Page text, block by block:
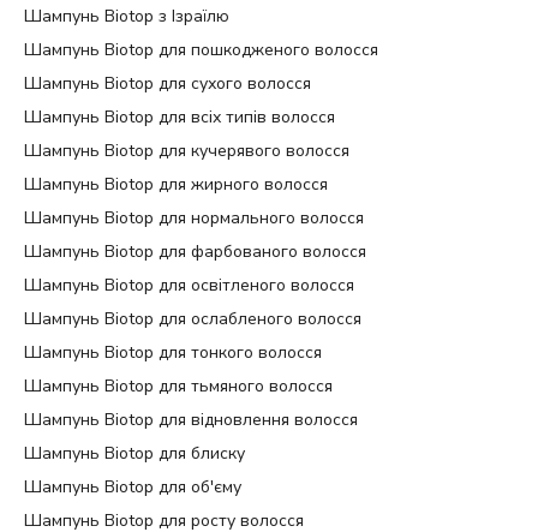
Шампунь Biotop з Ізраїлю
Шампунь Biotop для пошкодженого волосся
Шампунь Biotop для сухого волосся
Шампунь Biotop для всіх типів волосся
Шампунь Biotop для кучерявого волосся
Шампунь Biotop для жирного волосся
Шампунь Biotop для нормального волосся
Шампунь Biotop для фарбованого волосся
Шампунь Biotop для освітленого волосся
Шампунь Biotop для ослабленого волосся
Шампунь Biotop для тонкого волосся
Шампунь Biotop для тьмяного волосся
Шампунь Biotop для відновлення волосся
Шампунь Biotop для блиску
Шампунь Biotop для об'єму
Шампунь Biotop для росту волосся